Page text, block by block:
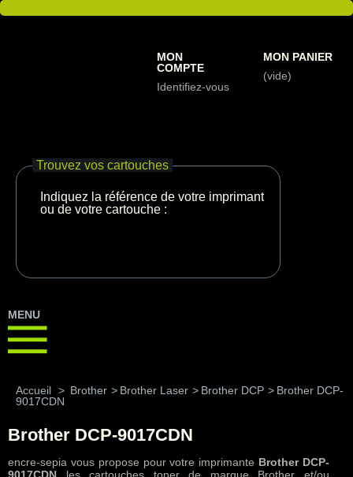
MON
COMPTE
Identifiez-vous
MON PANIER
(vide)
Trouvez vos cartouches
Indiquez la référence de votre imprimante
ou de votre cartouche :
MENU
Accueil > Brother > Brother Laser > Brother DCP > Brother DCP-
9017CDN
Brother DCP-9017CDN
encre-sepia vous propose pour votre imprimante Brother DCP-